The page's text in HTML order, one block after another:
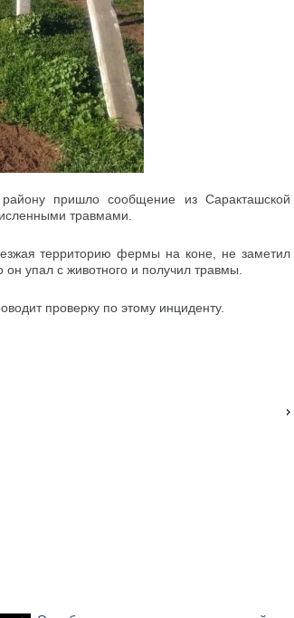
пришло сообщение из Саракташской
травмами.
территорию фермы на коне, не заметил
упал с животного и получил травмы.
проверку по этому инциденту.